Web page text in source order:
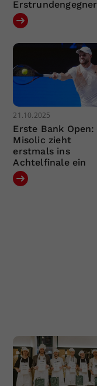
Erstrundengegner
21.10.2025
Erste Bank Open:
Misolic zieht
erstmals ins
Achtelfinale ein